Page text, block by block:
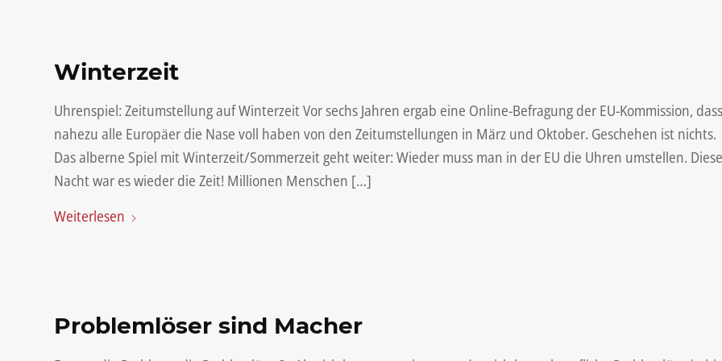
Winterzeit
Uhrenspiel: Zeitumstellung auf Winterzeit Vor sechs Jahren ergab eine Online-Befragung der EU-Kommission, dass
nahezu alle Europäer die Nase voll haben von den Zeitumstellungen in März und Oktober. Geschehen ist nichts.
Das alberne Spiel mit Winterzeit/Sommerzeit geht weiter: Wieder muss man in der EU die Uhren umstellen. Diese
Nacht war es wieder die Zeit! Millionen Menschen […]
Weiterlesen
Problemlöser sind Macher